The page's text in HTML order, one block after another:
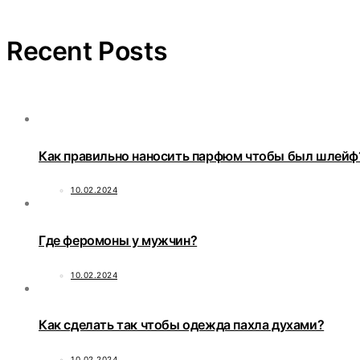
Recent Posts
Как правильно наносить парфюм чтобы был
10.02.2024
Где феромоны у мужчин?
10.02.2024
Как сделать так чтобы одежда пахла духами?